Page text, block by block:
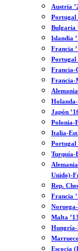
Austria
Portugal
Bulgaria
Islandia
Francia
Portugal
Francia-
Francia-
Japón
Polonia-
Italia-
Portugal
Turquía-
Unido)-
Rep.
Francia
Malta ’13
Hungría-
Escocia